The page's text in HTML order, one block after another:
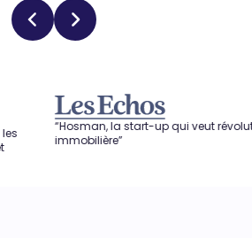
la start-up qui veut révolutionner l'agence